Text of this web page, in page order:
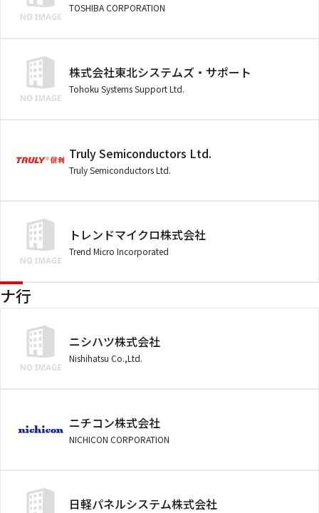
TOSHIBA CORPORATION
株式会社東北システムズ・サポート
Tohoku Systems Support Ltd.
Truly Semiconductors Ltd.
Truly Semiconductors Ltd.
トレンドマイクロ株式会社
Trend Micro Incorporated
ナ行
ニシハツ株式会社
Nishihatsu Co.,Ltd.
ニチコン株式会社
NICHICON CORPORATION
日軽パネルシステム株式会社